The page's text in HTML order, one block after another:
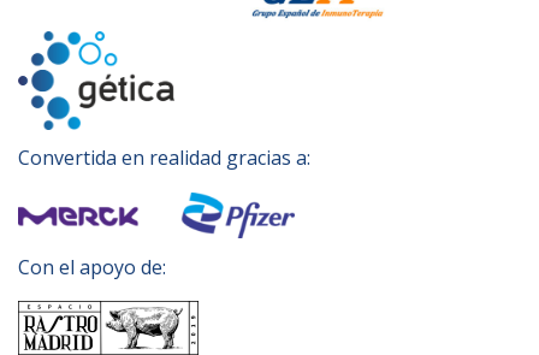
Convertida en realidad gracias a:
Con el apoyo de: